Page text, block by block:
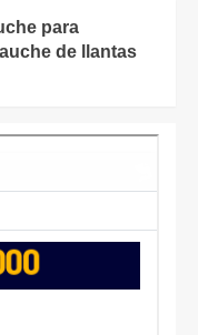
para
de llantas